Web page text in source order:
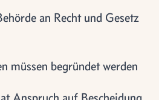
an Recht und Gesetz
müssen begründet werden